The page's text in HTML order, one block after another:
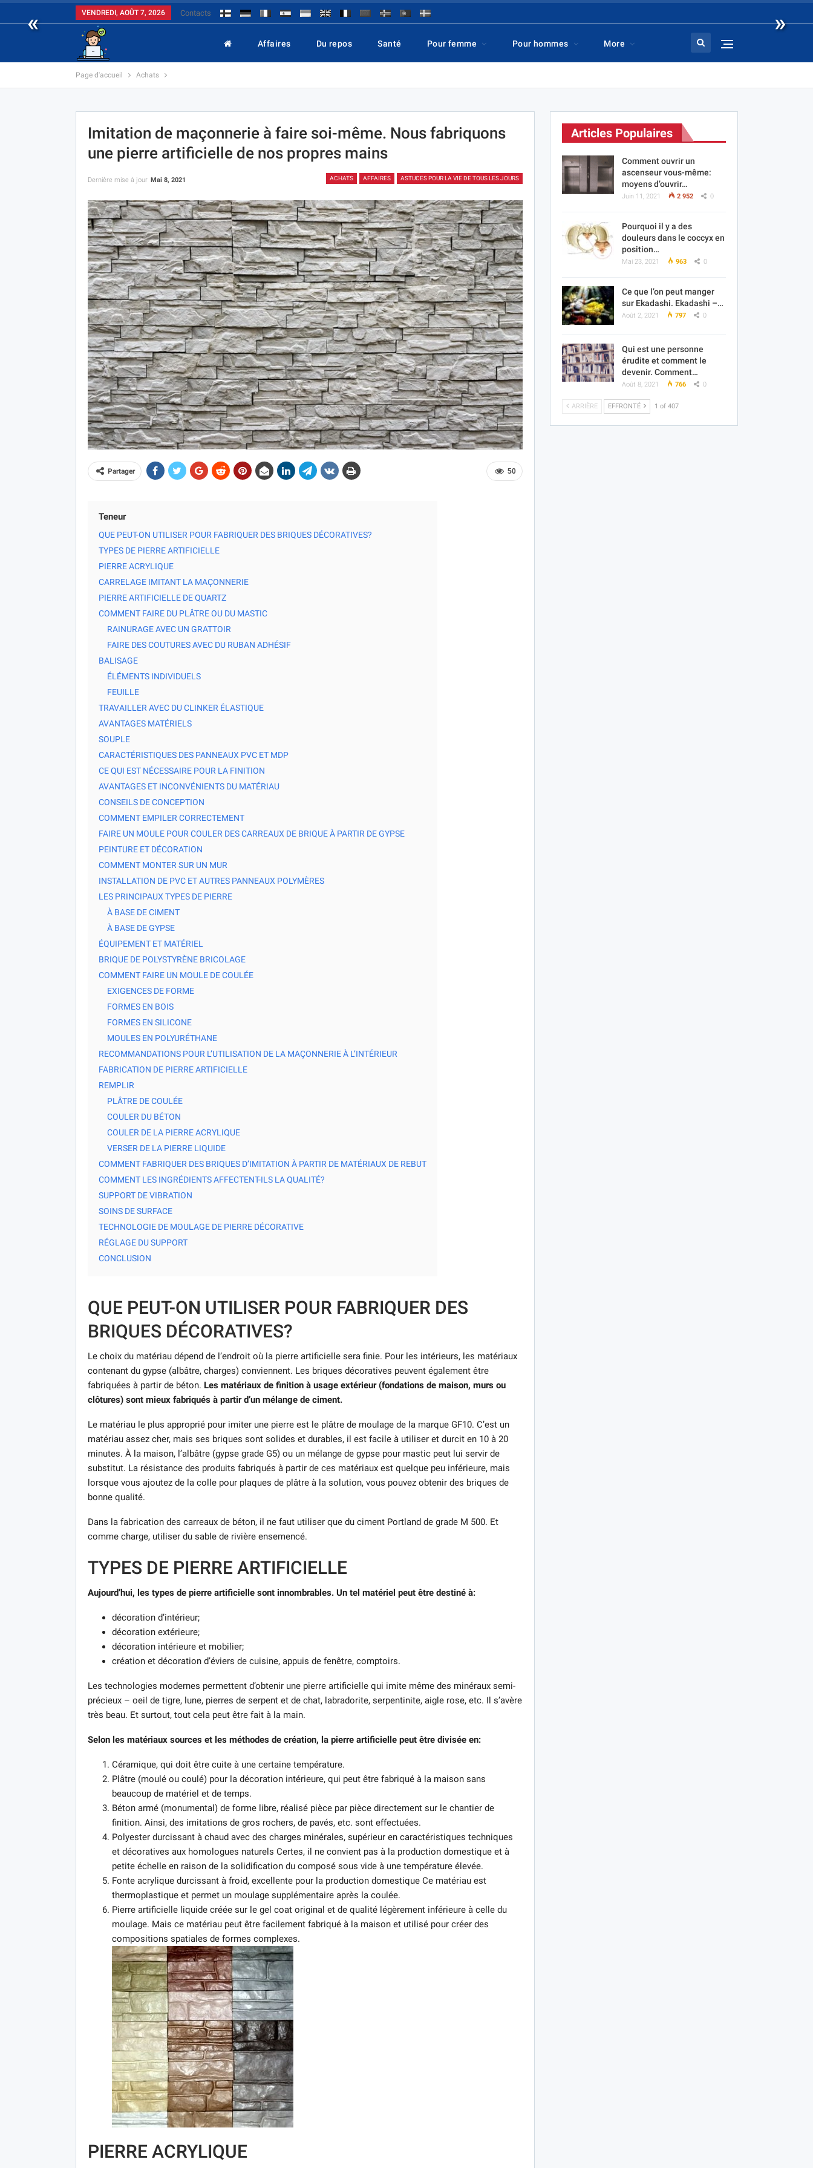
« »
VENDREDI, AOÛT 7, 2026 Contacts
Affaires Du repos Santé Pour femme Pour hommes More
Page d'accueil Achats
Imitation de maçonnerie à faire soi-même. Nous fabriquons
une pierre artificielle de nos propres mains
ACHATS AFFAIRES ASTUCES POUR LA VIE DE TOUS LES JOURS
Dernière mise à jour Mai 8, 2021
50
Partager
Teneur
QUE PEUT-ON UTILISER POUR FABRIQUER DES BRIQUES DÉCORATIVES?
TYPES DE PIERRE ARTIFICIELLE
PIERRE ACRYLIQUE
CARRELAGE IMITANT LA MAÇONNERIE
PIERRE ARTIFICIELLE DE QUARTZ
COMMENT FAIRE DU PLÂTRE OU DU MASTIC
RAINURAGE AVEC UN GRATTOIR
FAIRE DES COUTURES AVEC DU RUBAN ADHÉSIF
BALISAGE
ÉLÉMENTS INDIVIDUELS
FEUILLE
TRAVAILLER AVEC DU CLINKER ÉLASTIQUE
AVANTAGES MATÉRIELS
SOUPLE
CARACTÉRISTIQUES DES PANNEAUX PVC ET MDP
CE QUI EST NÉCESSAIRE POUR LA FINITION
AVANTAGES ET INCONVÉNIENTS DU MATÉRIAU
CONSEILS DE CONCEPTION
COMMENT EMPILER CORRECTEMENT
FAIRE UN MOULE POUR COULER DES CARREAUX DE BRIQUE À PARTIR DE GYPSE
PEINTURE ET DÉCORATION
COMMENT MONTER SUR UN MUR
INSTALLATION DE PVC ET AUTRES PANNEAUX POLYMÈRES
LES PRINCIPAUX TYPES DE PIERRE
À BASE DE CIMENT
À BASE DE GYPSE
ÉQUIPEMENT ET MATÉRIEL
BRIQUE DE POLYSTYRÈNE BRICOLAGE
COMMENT FAIRE UN MOULE DE COULÉE
EXIGENCES DE FORME
FORMES EN BOIS
FORMES EN SILICONE
MOULES EN POLYURÉTHANE
RECOMMANDATIONS POUR L’UTILISATION DE LA MAÇONNERIE À L’INTÉRIEUR
FABRICATION DE PIERRE ARTIFICIELLE
REMPLIR
PLÂTRE DE COULÉE
COULER DU BÉTON
COULER DE LA PIERRE ACRYLIQUE
VERSER DE LA PIERRE LIQUIDE
COMMENT FABRIQUER DES BRIQUES D’IMITATION À PARTIR DE MATÉRIAUX DE REBUT
COMMENT LES INGRÉDIENTS AFFECTENT-ILS LA QUALITÉ?
SUPPORT DE VIBRATION
SOINS DE SURFACE
TECHNOLOGIE DE MOULAGE DE PIERRE DÉCORATIVE
RÉGLAGE DU SUPPORT
CONCLUSION
QUE PEUT-ON UTILISER POUR FABRIQUER DES
BRIQUES DÉCORATIVES?
Le choix du matériau dépend de l’endroit où la pierre artificielle sera finie. Pour les intérieurs, les matériaux
contenant du gypse (albâtre, charges) conviennent. Les briques décoratives peuvent également être
fabriquées à partir de béton. Les matériaux de finition à usage extérieur (fondations de maison, murs ou
clôtures) sont mieux fabriqués à partir d’un mélange de ciment.
Le matériau le plus approprié pour imiter une pierre est le plâtre de moulage de la marque GF10. C’est un
matériau assez cher, mais ses briques sont solides et durables, il est facile à utiliser et durcit en 10 à 20
minutes. À la maison, l’albâtre (gypse grade G5) ou un mélange de gypse pour mastic peut lui servir de
substitut. La résistance des produits fabriqués à partir de ces matériaux est quelque peu inférieure, mais
lorsque vous ajoutez de la colle pour plaques de plâtre à la solution, vous pouvez obtenir des briques de
bonne qualité.
Dans la fabrication des carreaux de béton, il ne faut utiliser que du ciment Portland de grade M 500. Et
comme charge, utiliser du sable de rivière ensemencé.
TYPES DE PIERRE ARTIFICIELLE
Aujourd’hui, les types de pierre artificielle sont innombrables. Un tel matériel peut être destiné à:
décoration d’intérieur;
décoration extérieure;
décoration intérieure et mobilier;
création et décoration d’éviers de cuisine, appuis de fenêtre, comptoirs.
Les technologies modernes permettent d’obtenir une pierre artificielle qui imite même des minéraux semi-
précieux – oeil de tigre, lune, pierres de serpent et de chat, labradorite, serpentinite, aigle rose, etc. Il s’avère
très beau. Et surtout, tout cela peut être fait à la main.
Selon les matériaux sources et les méthodes de création, la pierre artificielle peut être divisée en:
Céramique, qui doit être cuite à une certaine température.
Plâtre (moulé ou coulé) pour la décoration intérieure, qui peut être fabriqué à la maison sans
beaucoup de matériel et de temps.
Béton armé (monumental) de forme libre, réalisé pièce par pièce directement sur le chantier de
finition. Ainsi, des imitations de gros rochers, de pavés, etc. sont effectuées.
Polyester durcissant à chaud avec des charges minérales, supérieur en caractéristiques techniques
et décoratives aux homologues naturels Certes, il ne convient pas à la production domestique et à
petite échelle en raison de la solidification du composé sous vide à une température élevée.
Fonte acrylique durcissant à froid, excellente pour la production domestique Ce matériau est
thermoplastique et permet un moulage supplémentaire après la coulée.
Pierre artificielle liquide créée sur le gel coat original et de qualité légèrement inférieure à celle du
moulage. Mais ce matériau peut être facilement fabriqué à la maison et utilisé pour créer des
compositions spatiales de formes complexes.
PIERRE ACRYLIQUE
Articles Populaires
Comment ouvrir un
ascenseur vous-même:
moyens d’ouvrir…
Juin 11, 2021 2 952 0
Pourquoi il y a des
douleurs dans le coccyx en
position…
Mai 23, 2021 963 0
Ce que l’on peut manger
sur Ekadashi. Ekadashi –…
Août 2, 2021 797 0
Qui est une personne
érudite et comment le
devenir. Comment…
Août 8, 2021 766 0
ARRIÈRE EFFRONTÉ 1 of 407